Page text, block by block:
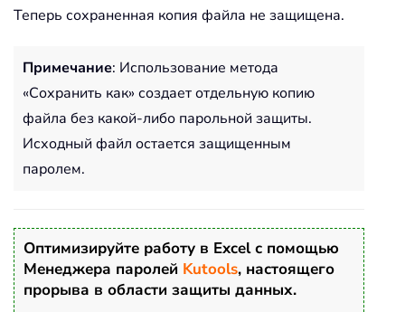
Теперь сохраненная копия файла не защищена.
Примечание: Использование метода
«Сохранить как» создает отдельную копию
файла без какой-либо парольной защиты.
Исходный файл остается защищенным
паролем.
Оптимизируйте работу в Excel с помощью
Менеджера паролей Kutools, настоящего
прорыва в области защиты данных.